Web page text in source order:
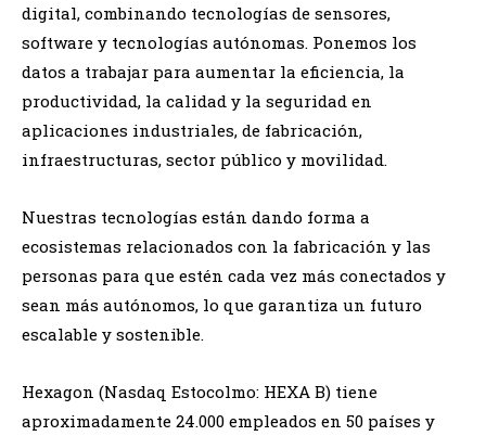
digital, combinando tecnologías de sensores,
software y tecnologías autónomas. Ponemos los
datos a trabajar para aumentar la eficiencia, la
productividad, la calidad y la seguridad en
aplicaciones industriales, de fabricación,
infraestructuras, sector público y movilidad.
Nuestras tecnologías están dando forma a
ecosistemas relacionados con la fabricación y las
personas para que estén cada vez más conectados y
sean más autónomos, lo que garantiza un futuro
escalable y sostenible.
Hexagon (Nasdaq Estocolmo: HEXA B) tiene
aproximadamente 24.000 empleados en 50 países y